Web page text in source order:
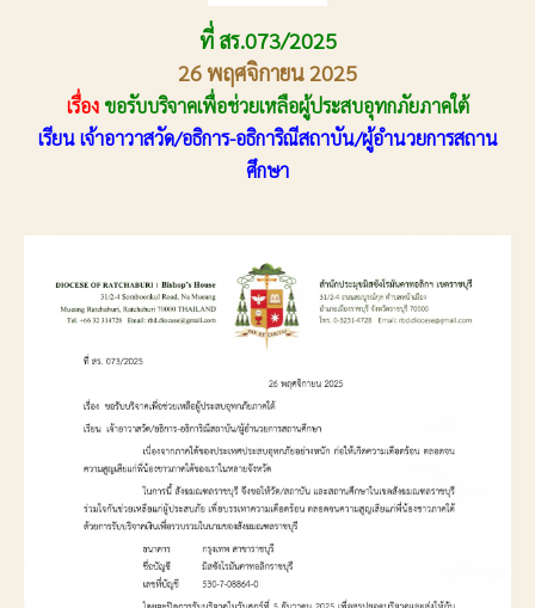
ที่ สร.073/2025
26 พฤศจิกายน 2025
เรื่องขอรับบริจาคเพื่อช่วยเหลือผู้ประสบอุทกภัยภาคใต้
เรียน เจ้าอาวาสวัด/อธิการ-อธิการิณีสถาบัน/ผู้อํานวยการสถาน
ศึกษา